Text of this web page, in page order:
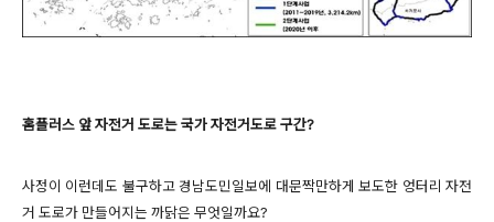
홈플러스 앞 자전거 도로는 국가 자전거도로 구간?
사정이 이런데도 불구하고 경남도민일보에 대문짝만하게 보도한 엉터리 자전
거 도로가 만들어지는 까닭은 무엇일까요?